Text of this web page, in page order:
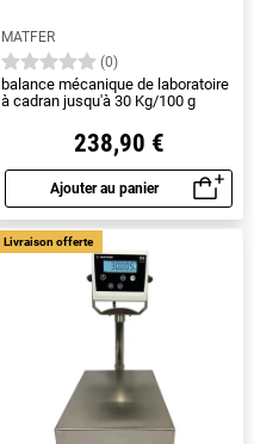
MATFER
(0)
balance mécanique de laboratoire
à cadran jusqu'à 30 Kg/100 g
238,90 €
Ajouter au panier
Aperçu rapide
Livraison offerte